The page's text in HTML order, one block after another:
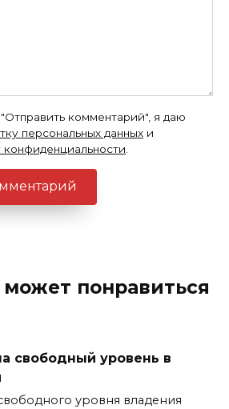
комментарий", я даю
персональных данных и
конфиденциальности
понравиться
свободный уровень в
уровня владения